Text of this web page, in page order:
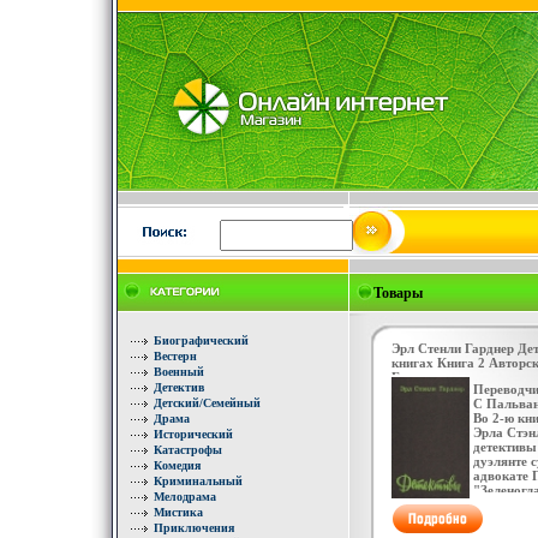
Биографический
Вестерн
Военный
Детектив
Детский/Семейный
Драма
Исторический
Катастрофы
Комедия
Криминальный
Мелодрама
Мистика
Приключения
Товары
Эрл Стенли Гарднер
книгах Книга 2
Букинистическое
Хорошая
Мегаполис-Экспресс,
переплет, 544 стр ISBN
С
Во 2-ю
Эрла
дуэлянте
адвокате
"Дело о
"Ледяные
рассказы,